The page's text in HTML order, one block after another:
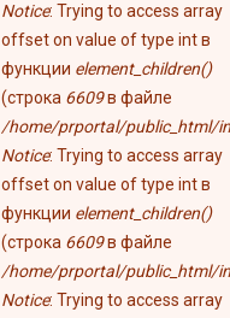
Notice: Trying to access array
offset on value of type int в
функции element_children()
(строка 6609в файле
/home/prportal/public_html/
Notice: Trying to access array
offset on value of type int в
функции element_children()
(строка 6609в файле
/home/prportal/public_html/
Notice: Trying to access array